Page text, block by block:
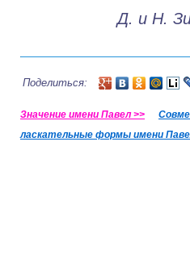
Д. и Н.
Поделиться:
Значение имени Павел >>
ласкательные формы имени